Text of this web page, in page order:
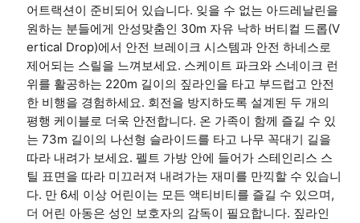
어트랙션이 준비되어 있습니다. 잊을 수 없는 아드레날린을
원하는 분들에게 안성맞춤인 30m 자유 낙하 버티컬 드롭(V
ertical Drop)에서 안전 브레이크 시스템과 안전 하네스로
제어되는 스릴을 느껴보세요. 스케이트 파크와 스네이크 런
위를 활공하는 220m 길이의 짚라인을 타고 부드럽고 안전
한 비행을 경험하세요. 회전을 방지하도록 설계된 두 개의
평행 케이블로 더욱 안전합니다. 온 가족이 함께 즐길 수 있
는 73m 길이의 나선형 슬라이드를 타고 나무 꼭대기 길을
따라 내려가 보세요. 펠트 가방 안에 들어가 스테인리스 스
틸 표면을 따라 미끄러져 내려가는 재미를 만끽할 수 있습니
다. 만 6세 이상 어린이는 모든 액티비티를 즐길 수 있으며,
더 어린 아동은 성인 보호자의 감독이 필요합니다. 짚라인